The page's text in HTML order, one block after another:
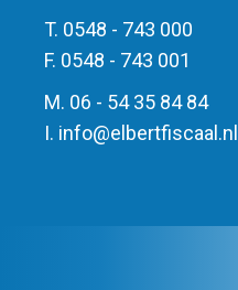
T. 0548 - 743 000
F. 0548 - 743 001
M. 06 - 54 35 84 84
I. info@elbertfiscaal.nl